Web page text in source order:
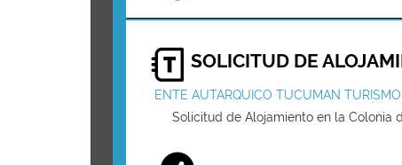
SOLICITUD DE
ENTE AUTARQUICO TUCUMAN TURISMO
Solicitud de Alojamiento en la Colonia